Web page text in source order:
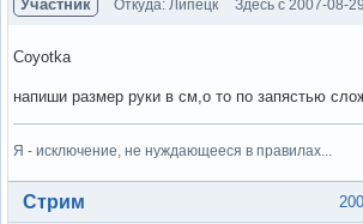
Участник Откуда: Липецк Здесь с 2007-08-29
Coyotka
напиши размер руки в см,о то по запястью
Я - исключение, не нуждающееся в правилах...
Вне форума
Стрим